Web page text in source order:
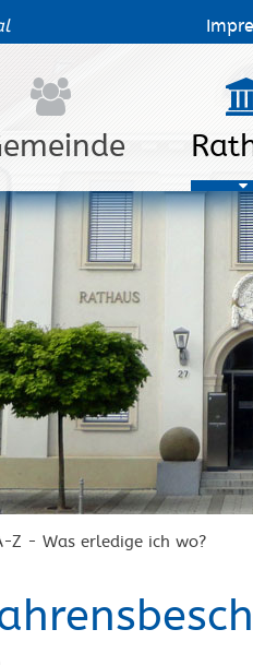
Z - Was erledige ich wo?